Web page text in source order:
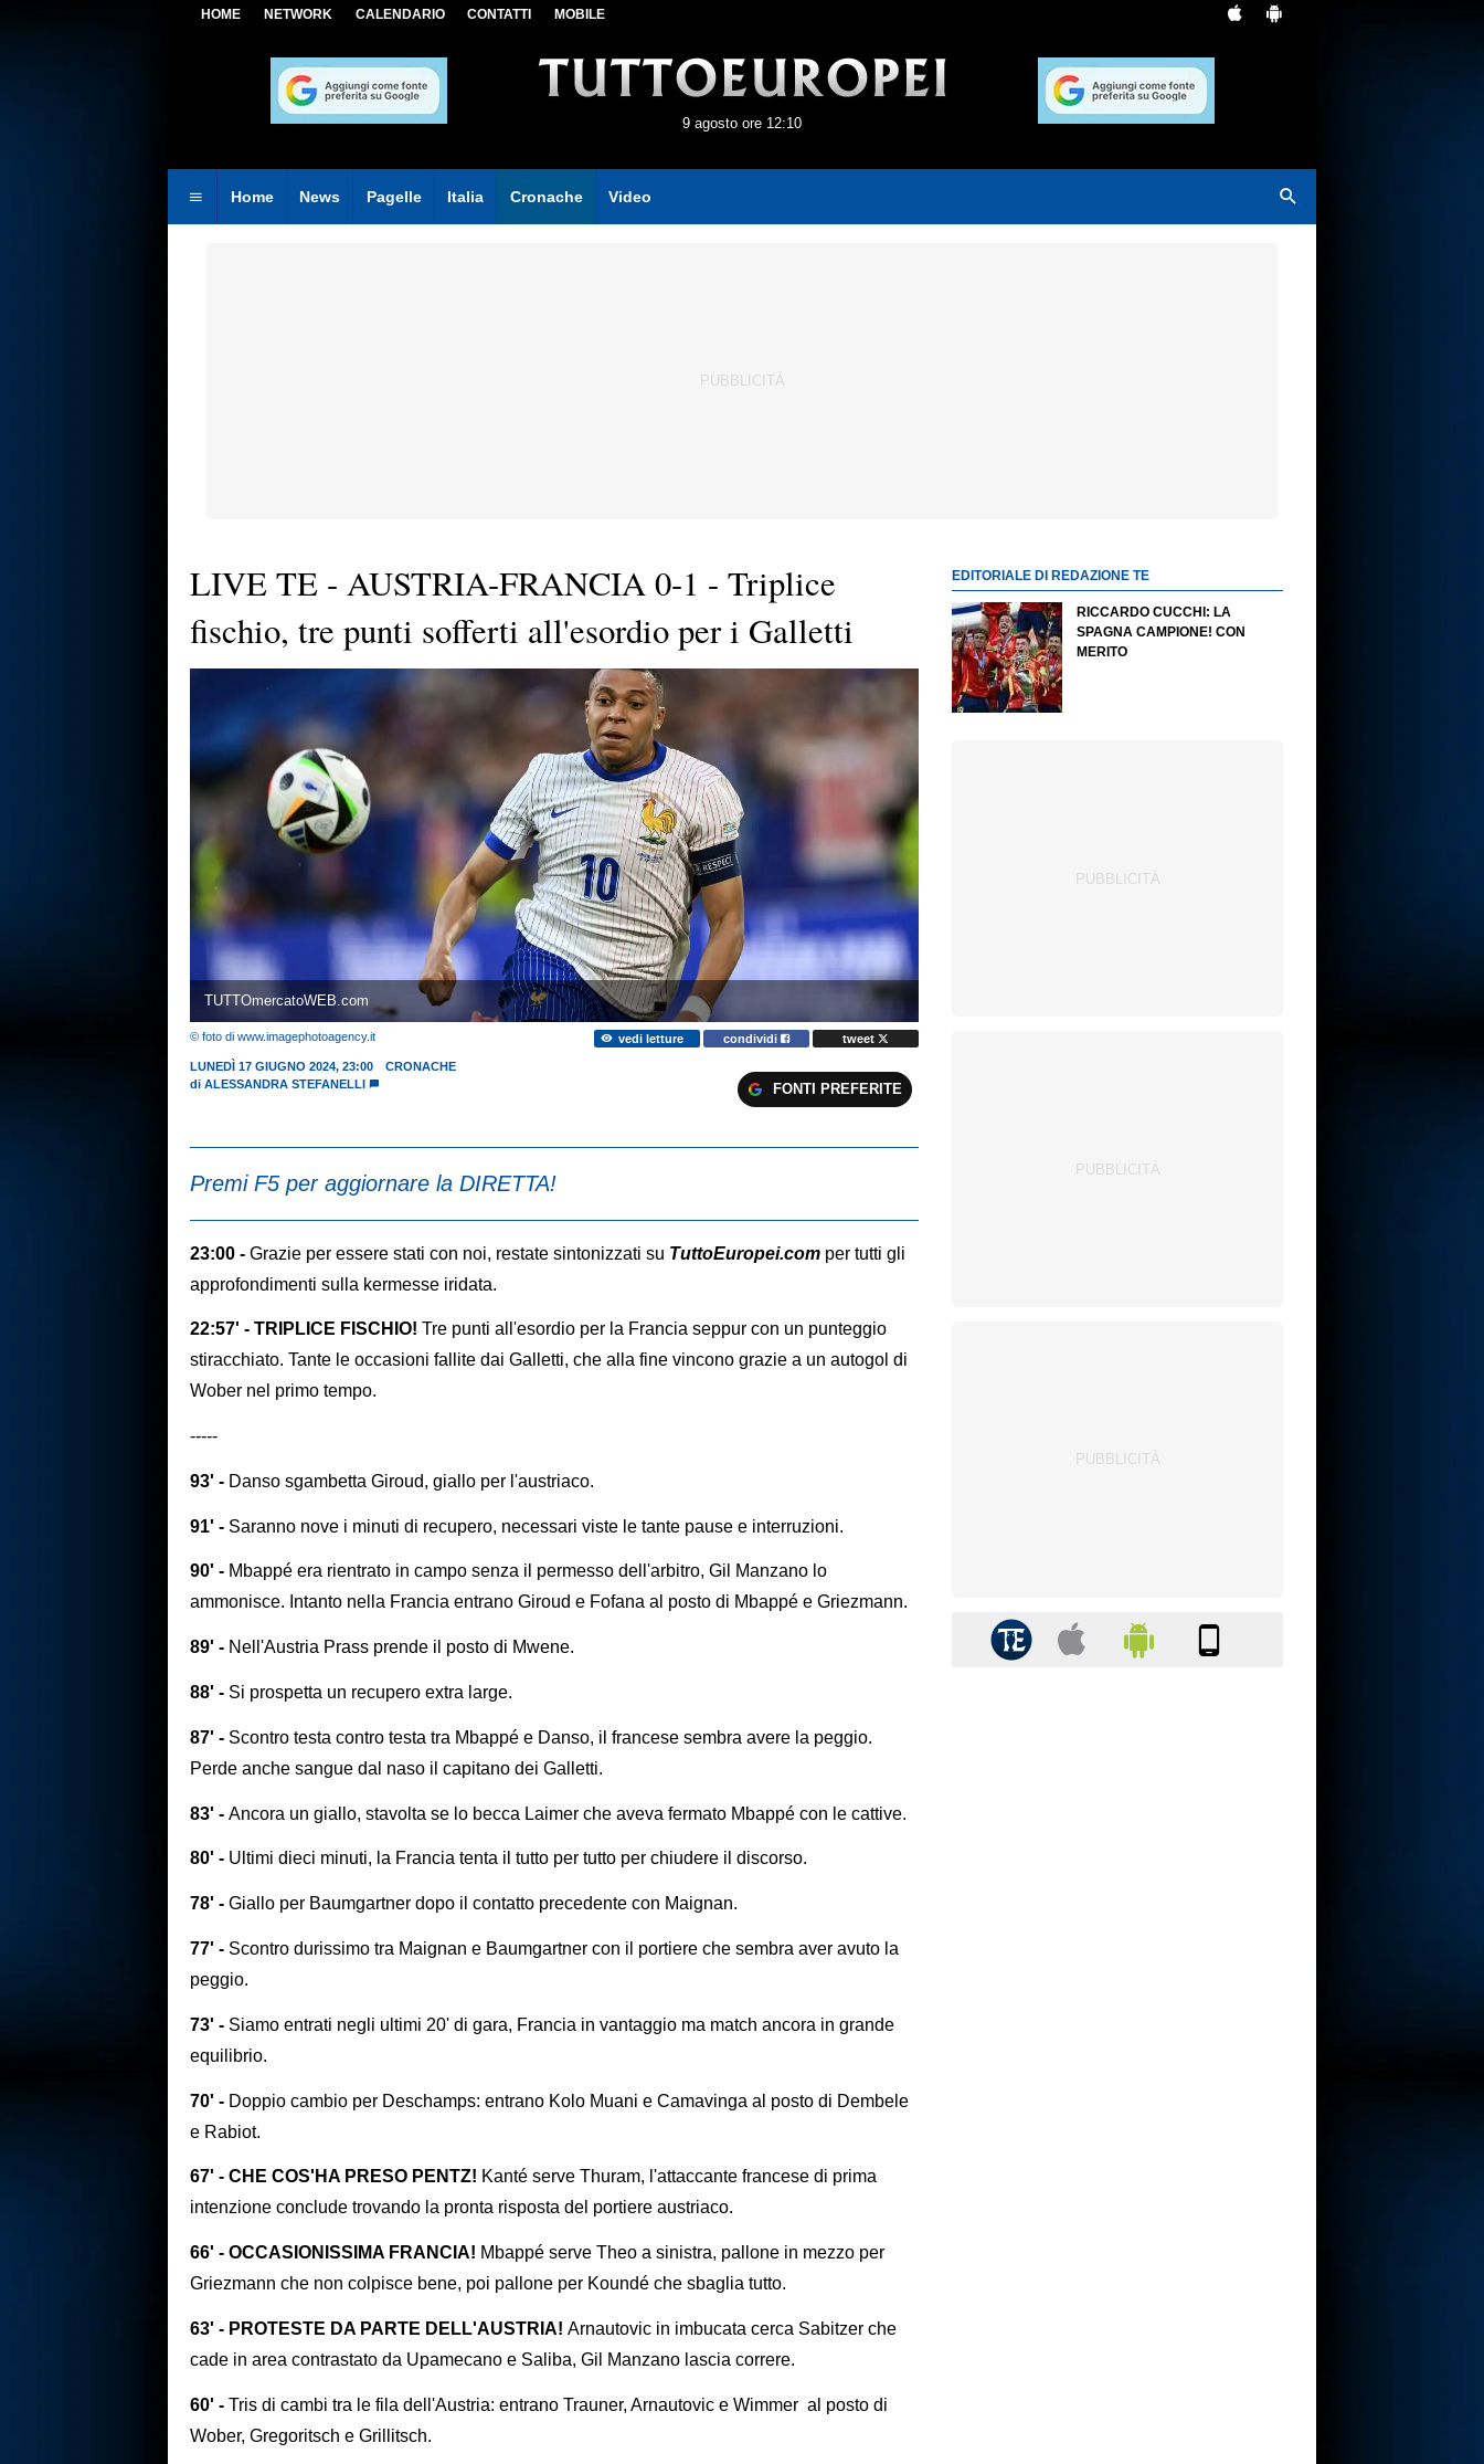
HOME NETWORK CALENDARIO CONTATTI MOBILE
9 agosto ore 12:10
Home News Pagelle Italia Cronache Video
LIVE TE - AUSTRIA-FRANCIA 0-1 - Triplice
fischio, tre punti sofferti all'esordio per i Galletti
TUTTOmercatoWEB.com
© foto di www.imagephotoagency.it vedi letture condividi tweet
LUNEDÌ 17 GIUGNO 2024, 23:00
CRONACHE
di ALESSANDRA STEFANELLI FONTI PREFERITE
Premi F5 per aggiornare la DIRETTA!
23:00 - Grazie per essere stati con noi, restate sintonizzati su TuttoEuropei.com per tutti gli
approfondimenti sulla kermesse iridata.
22:57' - TRIPLICE FISCHIO! Tre punti all'esordio per la Francia seppur con un punteggio
stiracchiato. Tante le occasioni fallite dai Galletti, che alla fine vincono grazie a un autogol di
Wober nel primo tempo.
-----
93' - Danso sgambetta Giroud, giallo per l'austriaco.
91' - Saranno nove i minuti di recupero, necessari viste le tante pause e interruzioni.
90' - Mbappé era rientrato in campo senza il permesso dell'arbitro, Gil Manzano lo
ammonisce. Intanto nella Francia entrano Giroud e Fofana al posto di Mbappé e Griezmann.
89' - Nell'Austria Prass prende il posto di Mwene.
88' - Si prospetta un recupero extra large.
87' - Scontro testa contro testa tra Mbappé e Danso, il francese sembra avere la peggio.
Perde anche sangue dal naso il capitano dei Galletti.
83' - Ancora un giallo, stavolta se lo becca Laimer che aveva fermato Mbappé con le cattive.
80' - Ultimi dieci minuti, la Francia tenta il tutto per tutto per chiudere il discorso.
78' - Giallo per Baumgartner dopo il contatto precedente con Maignan.
77' - Scontro durissimo tra Maignan e Baumgartner con il portiere che sembra aver avuto la
peggio.
73' - Siamo entrati negli ultimi 20' di gara, Francia in vantaggio ma match ancora in grande
equilibrio.
70' - Doppio cambio per Deschamps: entrano Kolo Muani e Camavinga al posto di Dembele
e Rabiot.
67' - CHE COS'HA PRESO PENTZ! Kanté serve Thuram, l'attaccante francese di prima
intenzione conclude trovando la pronta risposta del portiere austriaco.
66' - OCCASIONISSIMA FRANCIA! Mbappé serve Theo a sinistra, pallone in mezzo per
Griezmann che non colpisce bene, poi pallone per Koundé che sbaglia tutto.
63' - PROTESTE DA PARTE DELL'AUSTRIA! Arnautovic in imbucata cerca Sabitzer che
cade in area contrastato da Upamecano e Saliba, Gil Manzano lascia correre.
60' - Tris di cambi tra le fila dell'Austria: entrano Trauner, Arnautovic e Wimmer al posto di
Wober, Gregoritsch e Grillitsch.
EDITORIALE DI REDAZIONE TE
RICCARDO CUCCHI: LA
SPAGNA CAMPIONE! CON
MERITO